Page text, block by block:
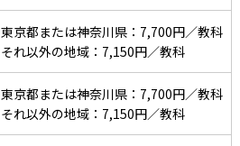
東京都または神奈川県：7,700円／教科
それ以外の地域：7,150円／教科
東京都または神奈川県：7,700円／教科
それ以外の地域：7,150円／教科